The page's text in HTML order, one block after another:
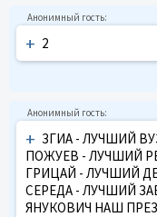
+ 2
+ ЗГИА - ЛУЧШИЙ
ПОЖУЕВ - ЛУЧШИЙ
ГРИЦАЙ - ЛУЧШИЙ
СЕРЕДА - ЛУЧШИЙ
ЯНУКОВИЧ НАШ